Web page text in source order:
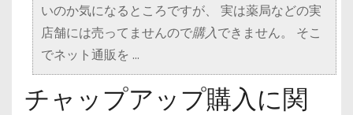
いのか気になるところですが、 実は薬局などの実
店舗には売ってませんので購入できません。 そこ
でネット通販を …
チャップアップ購入に関